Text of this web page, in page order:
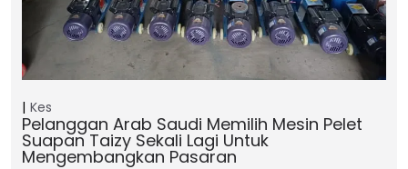
Kes
Pelanggan Arab Saudi Memilih Mesin Pelet
Suapan Taizy Sekali Lagi Untuk
Mengembangkan Pasaran